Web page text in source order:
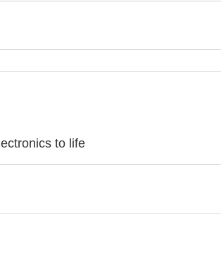
to life